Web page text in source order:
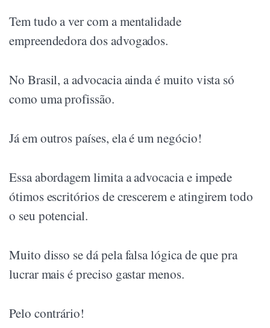
Tem tudo a ver com a mentalidade
empreendedora dos advogados.
No Brasil, a advocacia ainda é muito vista só
como uma profissão.
Já em outros países, ela é um negócio!
Essa abordagem limita a advocacia e impede
ótimos escritórios de crescerem e atingirem todo
o seu potencial.
Muito disso se dá pela falsa lógica de que pra
lucrar mais é preciso gastar menos.
Pelo contrário!